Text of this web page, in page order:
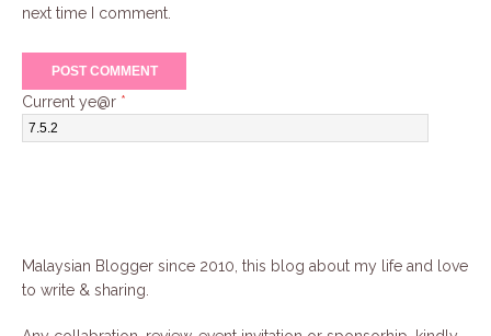
next time I comment.
Current ye@r *
Malaysian Blogger since 2010, this blog about my life and love
to write & sharing.